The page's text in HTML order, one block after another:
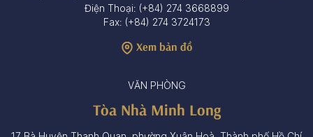
Điện Thoại: (+84) 274 3668899
Fax: (+84) 274 3724173
Xem bản đồ
VĂN PHÒNG
Tòa Nhà Minh Long